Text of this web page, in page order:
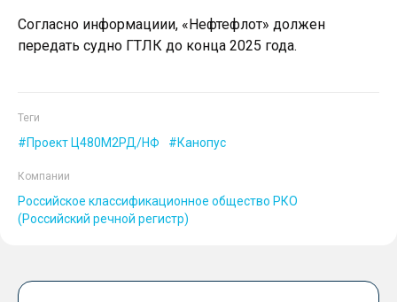
Согласно информациии, «Нефтефлот» должен
передать судно ГТЛК до конца 2025 года.
Теги
Проект Ц480М2РД/НФ Канопус
Компании
Российское классификационное общество РКО
(Российский речной регистр)